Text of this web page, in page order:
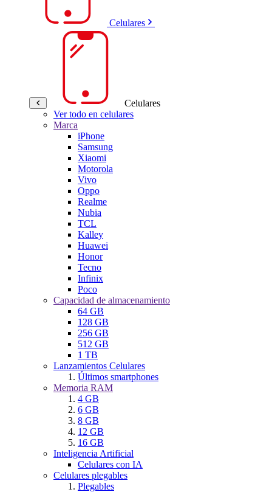
Celulares
Celulares
Ver todo en celulares
Marca
iPhone
Samsung
Xiaomi
Motorola
Vivo
Oppo
Realme
Nubia
TCL
Kalley
Huawei
Honor
Tecno
Infinix
Poco
Capacidad de almacenamiento
64 GB
128 GB
256 GB
512 GB
1 TB
Lanzamientos Celulares
Últimos smartphones
Memoria RAM
4 GB
6 GB
8 GB
12 GB
16 GB
Inteligencia Artificial
Celulares con IA
Celulares plegables
Plegables